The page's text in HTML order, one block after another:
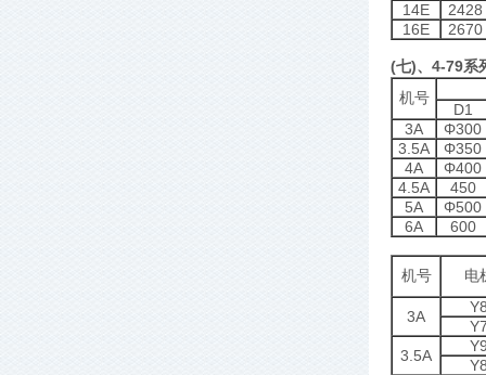
14E
2428
16E
2670
(七)、4-79系
机号
D1
3A
Φ300
3.5A
Φ350
4A
Φ400
4.5A
450
5A
Φ500
6A
600
机号 电
3A
3.5A